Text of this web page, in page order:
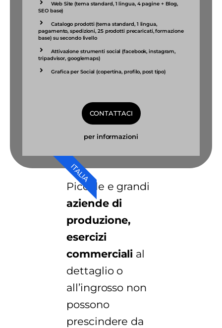
Web Site (tema standard, 1 lingua, 4 pagine + Blog,
SEO base)
Catalogo prodotti (tema standard, 1 lingua,
pagamento, spedizioni, 25 prodotti precaricati, formazione
base) su secondo livello
Attivazione strumenti social (facebook, instagram,
tripadvisor, googlemaps)
Grafica per Social (copertina, profilo, post tipo)
CONTATTACI
per informazioni
ITALIA
Piccole e grandi
aziende di
produzione,
esercizi
commerciali al
dettaglio o
all’ingrosso non
possono
prescindere da